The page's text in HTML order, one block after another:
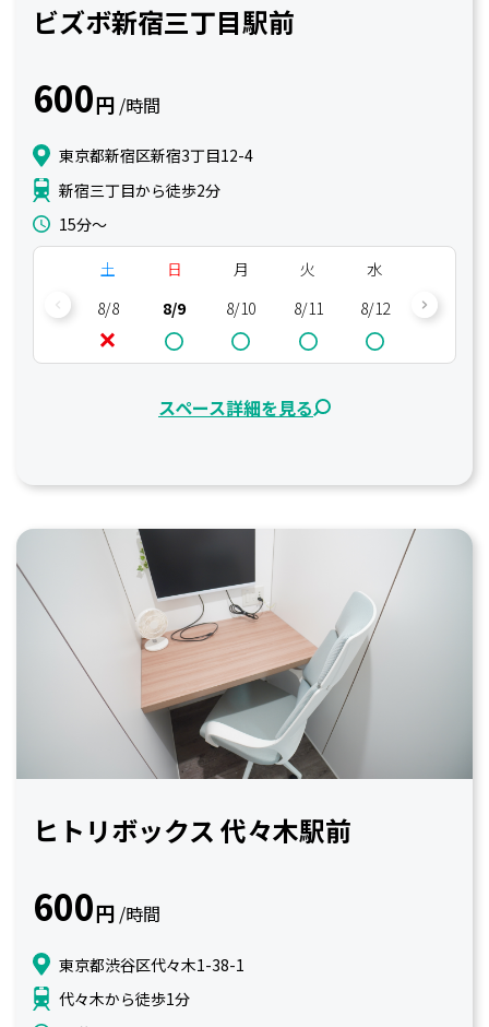
ビズボ新宿三丁目駅前
600円 /時間
東京都新宿区新宿3丁目12-4
新宿三丁目から徒歩2分
15分〜
土
8/8
日
8/9
月
8/10
火
8/11
水
8/12
8/13
スペース詳細を見る
ヒトリボックス 代々木駅前
600円 /時間
東京都渋谷区代々木1-38-1
代々木から徒歩1分